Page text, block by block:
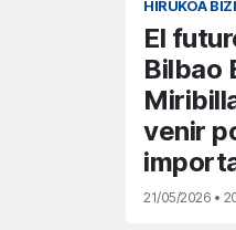
HIRUKOA
El
Bilbao
venir
21/05/2026 •